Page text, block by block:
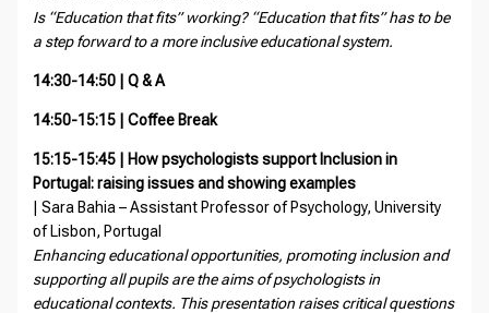
Is “Education that fits” working? “Education that fits” has to be
a step forward to a more inclusive educational system.
14:30-14:50 | Q & A
14:50-15:15 | Coffee Break
15:15-15:45 | How psychologists support Inclusion in
Portugal: raising issues and showing examples
| Sara Bahia – Assistant Professor of Psychology, University
of Lisbon, Portugal
Enhancing educational opportunities, promoting inclusion and
supporting all pupils are the aims of psychologists in
educational contexts. This presentation raises critical questions